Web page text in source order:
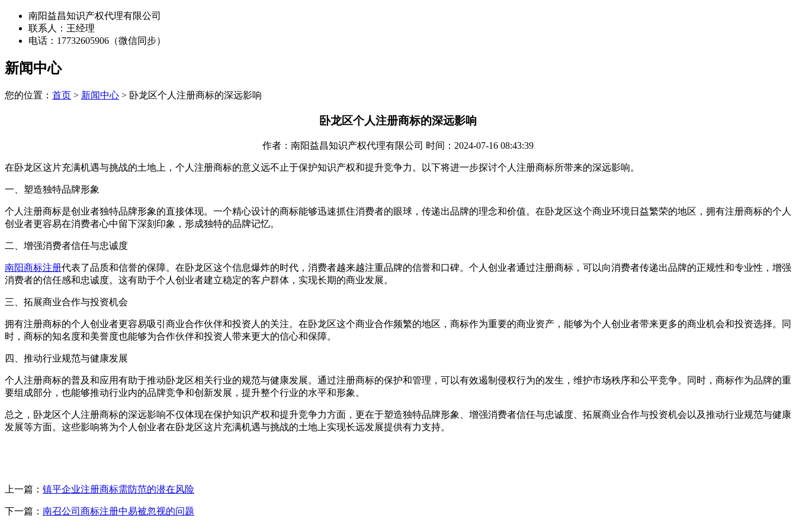
南阳益昌知识产权代理有限公司
联系人：王经理
电话：17732605906（微信同步）
新闻中心
您的位置： 首页 > 新闻中心 > 卧龙区个人注册商标的深远影响
卧龙区个人注册商标的深远影响
作者：南阳益昌知识产权代理有限公司 时间：2024-07-16 08:43:39
在卧龙区这片充满机遇与挑战的土地上，个人注册商标的意义远不止于保护知识产权和提升竞争力。以下将进一步探讨个人注册商标所带来的深远影响。
一、塑造独特品牌形象
个人注册商标是创业者独特品牌形象的直接体现。一个精心设计的商标能够迅速抓住消费者的眼球，传递出品牌的理念和价值。在卧龙区这个商业环境日益繁荣的地区，拥有注册商标的个人
创业者更容易在消费者心中留下深刻印象，形成独特的品牌记忆。
二、增强消费者信任与忠诚度
南阳商标注册代表了品质和信誉的保障。在卧龙区这个信息爆炸的时代，消费者越来越注重品牌的信誉和口碑。个人创业者通过注册商标，可以向消费者传递出品牌的正规性和专业性，增强
消费者的信任感和忠诚度。这有助于个人创业者建立稳定的客户群体，实现长期的商业发展。
三、拓展商业合作与投资机会
拥有注册商标的个人创业者更容易吸引商业合作伙伴和投资人的关注。在卧龙区这个商业合作频繁的地区，商标作为重要的商业资产，能够为个人创业者带来更多的商业机会和投资选择。同
时，商标的知名度和美誉度也能够为合作伙伴和投资人带来更大的信心和保障。
四、推动行业规范与健康发展
个人注册商标的普及和应用有助于推动卧龙区相关行业的规范与健康发展。通过注册商标的保护和管理，可以有效遏制侵权行为的发生，维护市场秩序和公平竞争。同时，商标作为品牌的重
要组成部分，也能够推动行业内的品牌竞争和创新发展，提升整个行业的水平和形象。
总之，卧龙区个人注册商标的深远影响不仅体现在保护知识产权和提升竞争力方面，更在于塑造独特品牌形象、增强消费者信任与忠诚度、拓展商业合作与投资机会以及推动行业规范与健康
发展等方面。这些影响将为个人创业者在卧龙区这片充满机遇与挑战的土地上实现长远发展提供有力支持。
上一篇： 镇平企业注册商标需防范的潜在风险
下一篇： 南召公司商标注册中易被忽视的问题